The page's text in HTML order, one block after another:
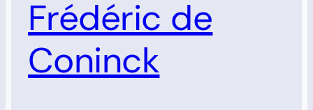
Frédéric de
Coninck